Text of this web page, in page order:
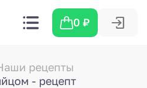
0 ₽
рецепты
- рецепт